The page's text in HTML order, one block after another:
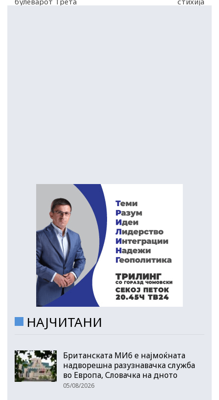
НАЈЧИТАНИ
Британската МИ6 е најмоќната
надворешна разузнавачка служба
во Европа, Словачка на дното
05/08/2026